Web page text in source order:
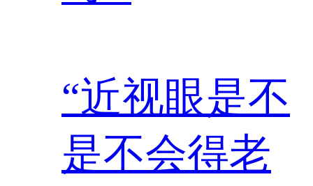
“近视眼是不
是不会得老